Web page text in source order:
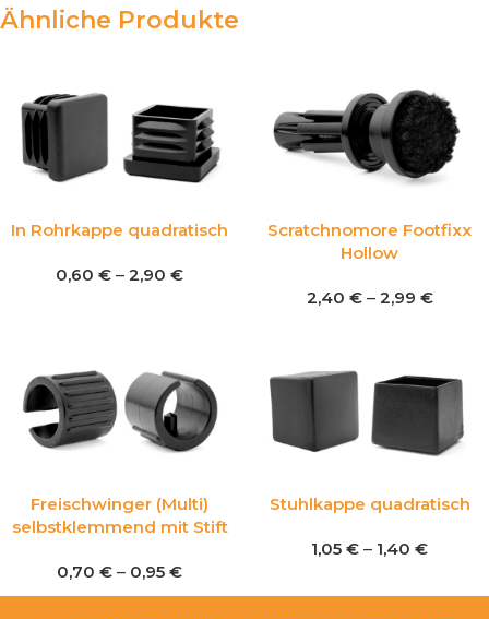
Ähnliche Produkte
In Rohrkappe quadratisch
0,60 € – 2,90 €
Scratchnomore Footfixx
Hollow
2,40 € – 2,99 €
Freischwinger (Multi)
selbstklemmend mit Stift
0,70 € – 0,95 €
Stuhlkappe quadratisch
1,05 € – 1,40 €